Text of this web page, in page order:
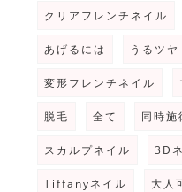
クリアフレンチネイル
あげるには うるツヤ
変形フレンチネイル
脱毛 全て 同時施
スカルプネイル 3D
Tiffanyネイル 大人